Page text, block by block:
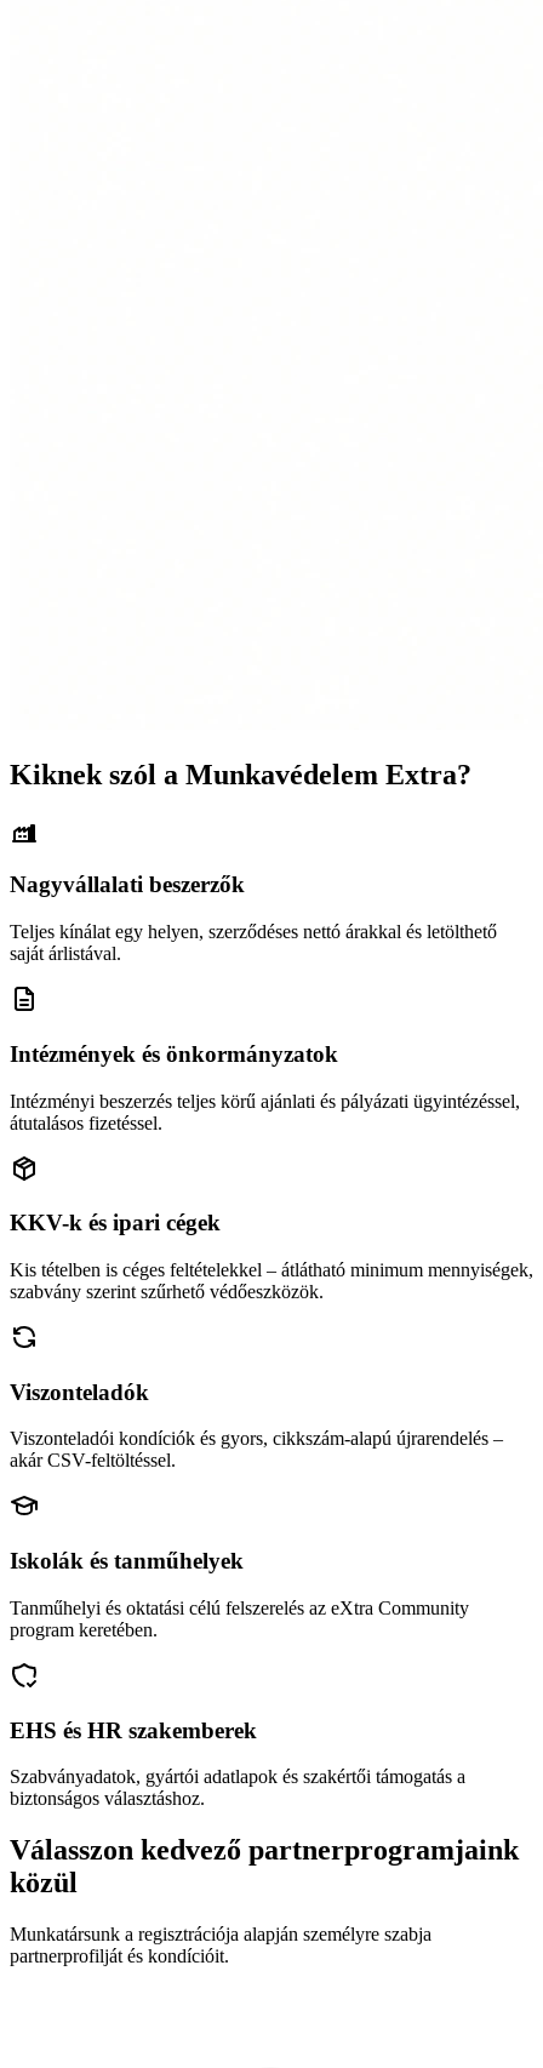
Kiknek szól a Munkavédelem Extra?
Nagyvállalati beszerzők
Teljes kínálat egy helyen, szerződéses nettó árakkal és letölthető
saját árlistával.
Intézmények és önkormányzatok
Intézményi beszerzés teljes körű ajánlati és pályázati ügyintézéssel,
átutalásos fizetéssel.
KKV-k és ipari cégek
Kis tételben is céges feltételekkel – átlátható minimum mennyiségek,
szabvány szerint szűrhető védőeszközök.
Viszonteladók
Viszonteladói kondíciók és gyors, cikkszám-alapú újrarendelés –
akár CSV-feltöltéssel.
Iskolák és tanműhelyek
Tanműhelyi és oktatási célú felszerelés az eXtra Community
program keretében.
EHS és HR szakemberek
Szabványadatok, gyártói adatlapok és szakértői támogatás a
biztonságos választáshoz.
Válasszon kedvező partnerprogramjaink
közül
Munkatársunk a regisztrációja alapján személyre szabja
partnerprofilját és kondícióit.